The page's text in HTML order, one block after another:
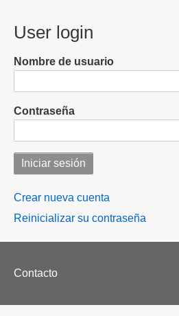
golpes
a
su
de
73
a
lesiones
User login
Nombre de usuario
Contraseña
Crear nueva cuenta
Reinicializar su contraseña
Footer
Contacto